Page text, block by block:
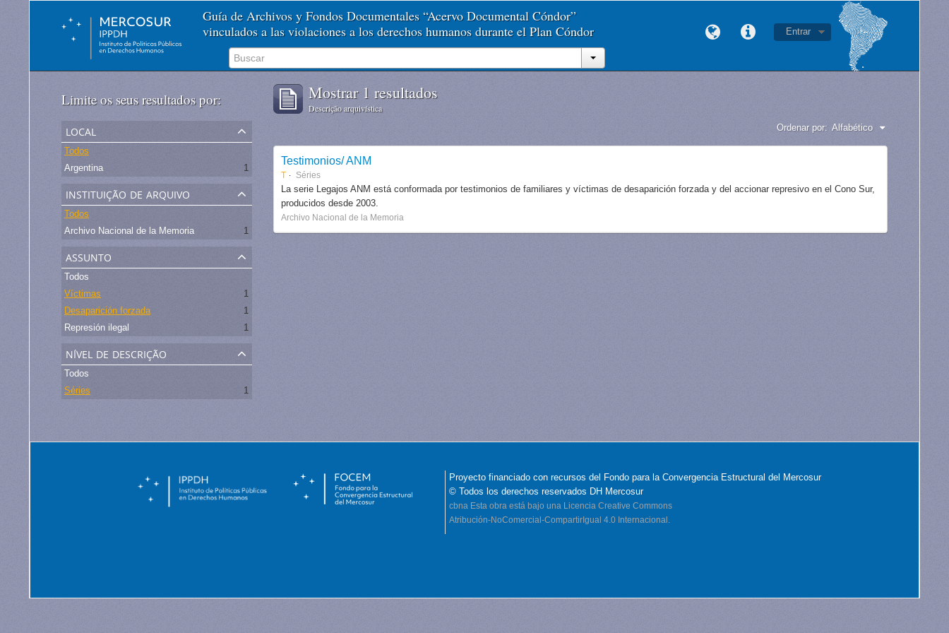
Guía de Archivos y Fondos Documentales “Acervo Documental Cóndor”
vinculados a las violaciones a los derechos humanos durante el Plan Cóndor
Entrar
Limite os seus resultados por:
local
Todos
Argentina
1
instituição de arquivo
Todos
Archivo Nacional de la Memoria
1
assunto
Todos
Víctimas
1
Desaparición forzada
1
Represión ilegal
1
nível de descrição
Todos
Séries
1
Mostrar 1 resultados
Descrição arquivística
Ordenar por: Alfabético
Testimonios/ ANM
T Séries
La serie Legajos ANM está conformada por testimonios de familiares y víctimas de desaparición forzada y del accionar represivo en el Cono Sur,
producidos desde 2003.
Archivo Nacional de la Memoria
Proyecto financiado con recursos del Fondo para la Convergencia Estructural del Mercosur
© Todos los derechos reservados DH Mercosur
cbna Esta obra está bajo una Licencia Creative Commons
Atribución-NoComercial-CompartirIgual 4.0 Internacional.